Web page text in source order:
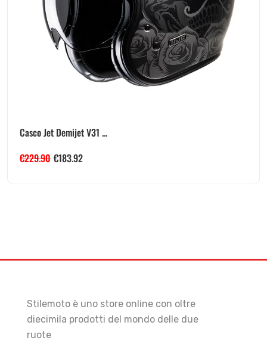
Casco Jet Demijet V31 ...
€229.90 €183.92
Stilemoto è uno store online con oltre
diecimila prodotti del mondo delle due
ruote